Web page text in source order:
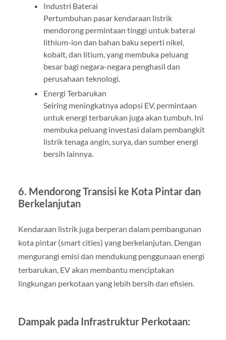
Industri Baterai
Pertumbuhan pasar kendaraan listrik
mendorong permintaan tinggi untuk baterai
lithium-ion dan bahan baku seperti nikel,
kobalt, dan litium, yang membuka peluang
besar bagi negara-negara penghasil dan
perusahaan teknologi.
Energi Terbarukan
Seiring meningkatnya adopsi EV, permintaan
untuk energi terbarukan juga akan tumbuh. Ini
membuka peluang investasi dalam pembangkit
listrik tenaga angin, surya, dan sumber energi
bersih lainnya.
6. Mendorong Transisi ke Kota Pintar dan
Berkelanjutan
Kendaraan listrik juga berperan dalam pembangunan
kota pintar (smart cities) yang berkelanjutan. Dengan
mengurangi emisi dan mendukung penggunaan energi
terbarukan, EV akan membantu menciptakan
lingkungan perkotaan yang lebih bersih dan efisien.
Dampak pada Infrastruktur Perkotaan: